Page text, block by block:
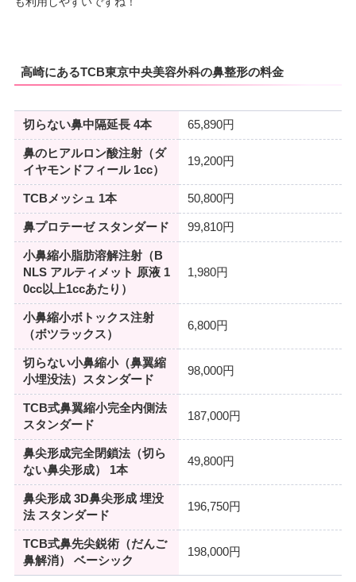
高崎にあるTCB東京中央美容外科の鼻整形の料金
切らない鼻中隔延長 4本 65,890円
鼻のヒアルロン酸注射（ダ
イヤモンドフィール 1cc）
19,200円
TCBメッシュ 1本 50,800円
鼻プロテーゼ スタンダード 99,810円
小鼻縮小脂肪溶解注射（B
NLS アルティメット 原液 1
0cc以上1ccあたり）
1,980円
小鼻縮小ボトックス注射
（ボツラックス）
6,800円
切らない小鼻縮小（鼻翼縮
小埋没法）スタンダード
98,000円
TCB式鼻翼縮小完全内側法
スタンダード
187,000円
鼻尖形成完全閉鎖法（切ら
ない鼻尖形成） 1本
49,800円
鼻尖形成 3D鼻尖形成 埋没
法 スタンダード
196,750円
TCB式鼻先尖鋭術（だんご
鼻解消） ベーシック
198,000円